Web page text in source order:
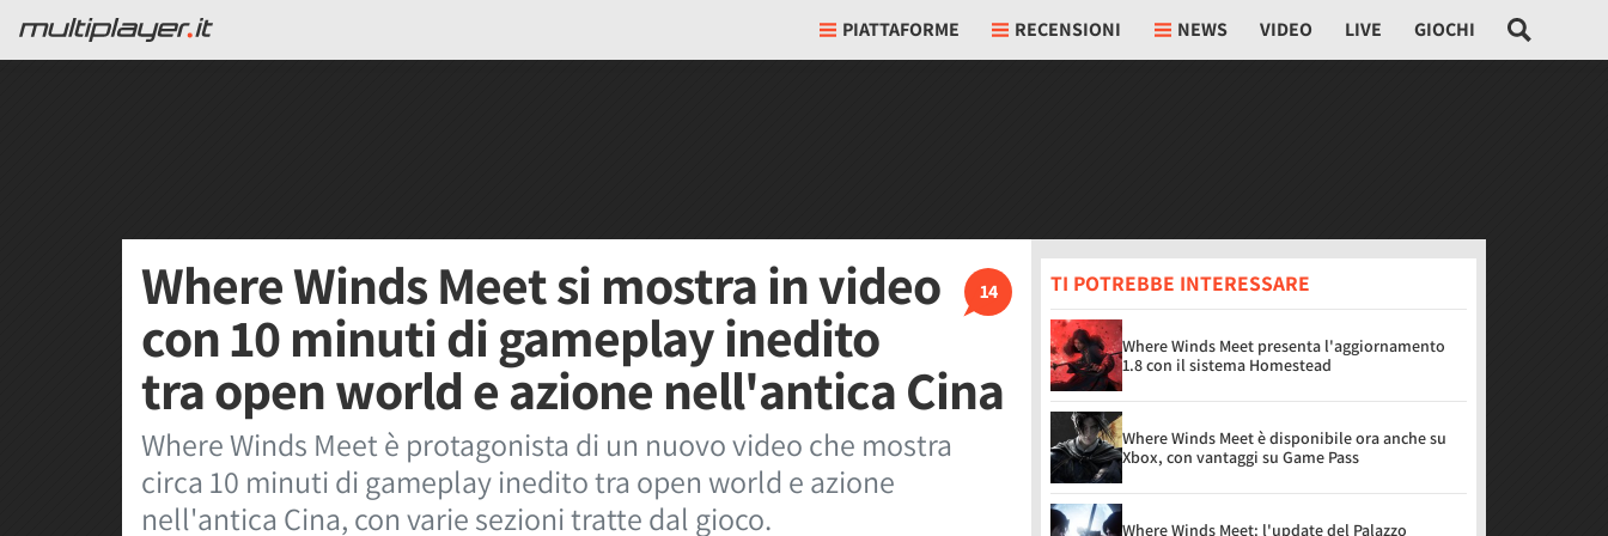
PIATTAFORME RECENSIONI NEWS VIDEO LIVE GIOCHI
14
Where Winds Meet si mostra in video
con 10 minuti di gameplay inedito
tra open world e azione nell'antica Cina
Where Winds Meet è protagonista di un nuovo video che mostra
circa 10 minuti di gameplay inedito tra open world e azione
nell'antica Cina, con varie sezioni tratte dal gioco.
TI POTREBBE INTERESSARE
Where Winds Meet presenta l'aggiornamento
1.8 con il sistema Homestead
Where Winds Meet è disponibile ora anche su
Xbox, con vantaggi su Game Pass
Where Winds Meet: l'update del Palazzo